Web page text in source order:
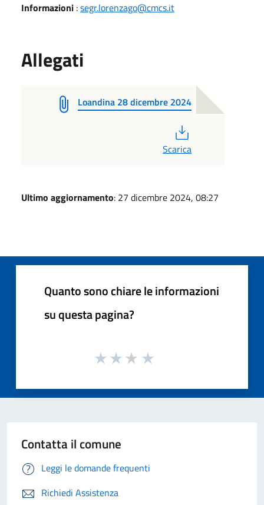
Informazioni :segr.lorenzago@cmcs.it
Allegati
Loandina 28 dicembre 2024
Scarica
Ultimo aggiornamento: 27 dicembre 2024, 08:27
Quanto sono chiare le informazioni
su questa pagina?
Contatta il comune
Leggi le domande frequenti
Richiedi Assistenza